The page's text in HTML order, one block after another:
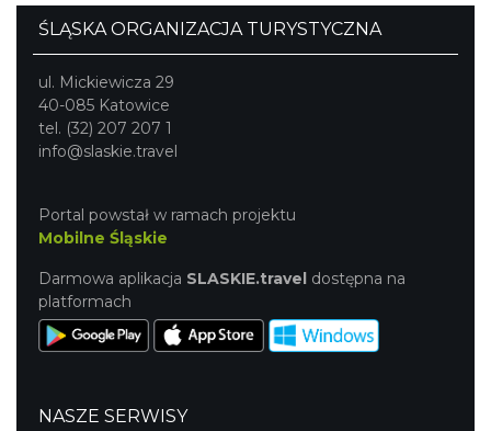
ŚLĄSKA ORGANIZACJA TURYSTYCZNA
ul. Mickiewicza 29
40-085 Katowice
tel. (32) 207 207 1
info@slaskie.travel
Portal powstał w ramach projektu
Mobilne Śląskie
Darmowa aplikacja SLASKIE.travel dostępna na
platformach
NASZE SERWISY